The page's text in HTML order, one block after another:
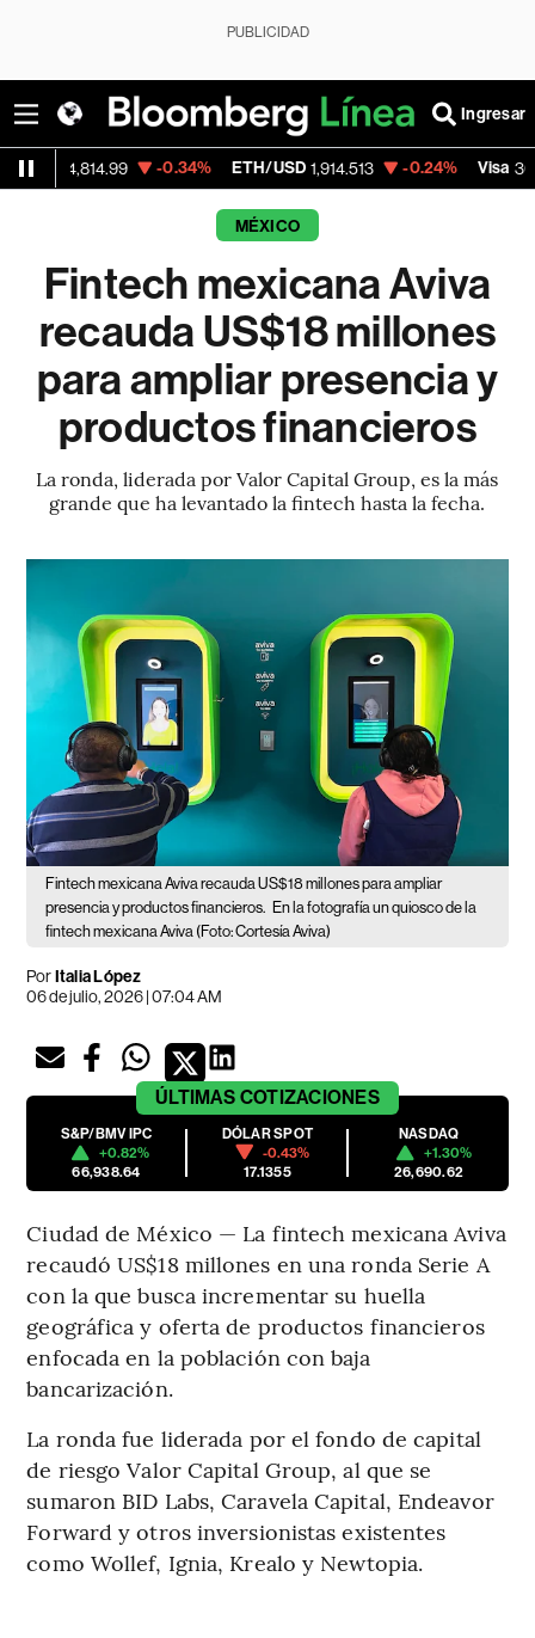
PUBLICIDAD
Ingresar
-0.34% ETH/USD 1,914.513 -0.24% Visa 362.50 -
MÉXICO
Fintech mexicana Aviva
recauda US$18 millones
para ampliar presencia y
productos financieros
La ronda, liderada por Valor Capital Group, es la más
grande que ha levantado la fintech hasta la fecha.
Fintech mexicana Aviva recauda US$18 millones para ampliar
presencia y productos financieros. En la fotografía un quiosco de la
fintech mexicana Aviva (Foto: Cortesía Aviva)
PorItalia López
06 de julio, 2026 | 07:04 AM
ÚLTIMAS COTIZACIONES
S&P/BMV IPC
+0.82%
66,938.64
DÓLAR SPOT
-0.43%
17.1355
NASDAQ
+1.30%
26,690.62
Ciudad de México — La fintech mexicana Aviva
recaudó US$18 millones en una ronda Serie A
con la que busca incrementar su huella
geográfica y oferta de productos financieros
enfocada en la población con baja
bancarización.
La ronda fue liderada por el fondo de capital
de riesgo Valor Capital Group, al que se
sumaron BID Labs, Caravela Capital, Endeavor
Forward y otros inversionistas existentes
como Wollef, Ignia, Krealo y Newtopia.